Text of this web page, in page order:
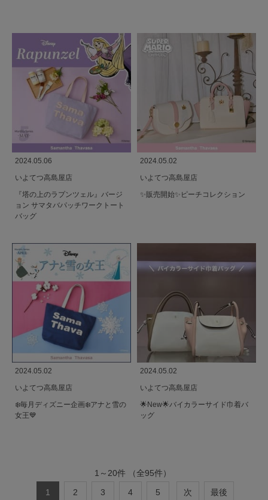
2024.05.06
いよてつ高島屋店
『塔の上のラプンツェル』バージ
ョン サマタバパッチワークトート
バッグ
2024.05.02
いよてつ高島屋店
✨️販売開始✨️ピーチコレクション
2024.05.02
いよてつ高島屋店
❄️毎月ディズニー企画❄️アナと雪の
女王💙
2024.05.02
いよてつ高島屋店
🌟New🌟バイカラーサイド巾着バ
ッグ
1 ～ 20件 （全95件）
1
2 3 4 5 次 最後